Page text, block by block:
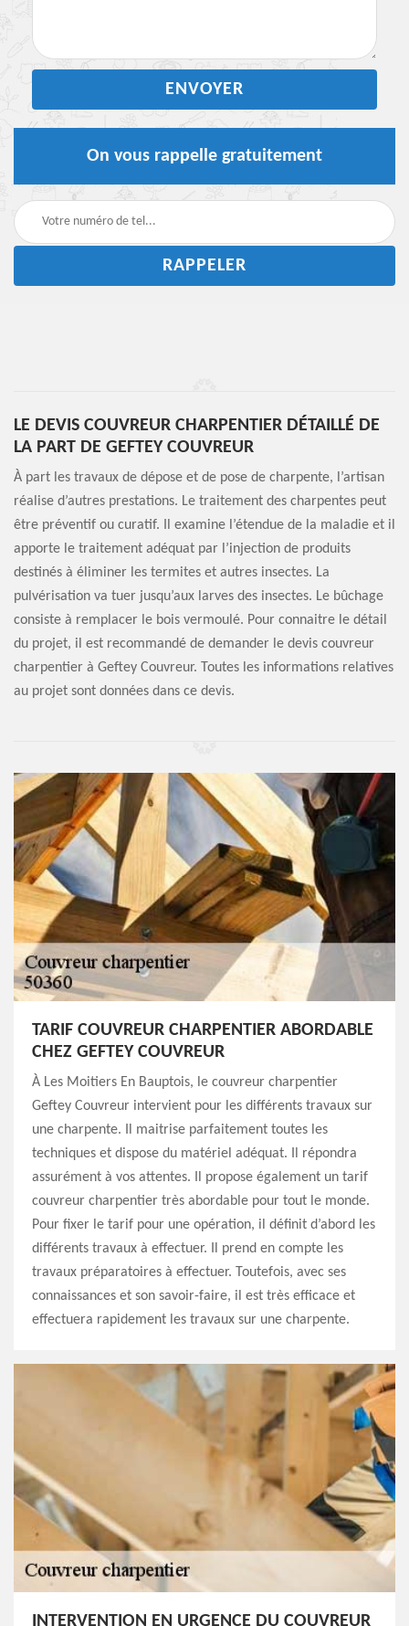
On vous rappelle gratuitement
LE DEVIS COUVREUR CHARPENTIER DÉTAILLÉ DE
LA PART DE GEFTEY COUVREUR
À part les travaux de dépose et de pose de charpente, l’artisan
réalise d’autres prestations. Le traitement des charpentes peut
être préventif ou curatif. Il examine l’étendue de la maladie et il
apporte le traitement adéquat par l’injection de produits
destinés à éliminer les termites et autres insectes. La
pulvérisation va tuer jusqu’aux larves des insectes. Le bûchage
consiste à remplacer le bois vermoulé. Pour connaitre le détail
du projet, il est recommandé de demander le devis couvreur
charpentier à Geftey Couvreur. Toutes les informations relatives
au projet sont données dans ce devis.
TARIF COUVREUR CHARPENTIER ABORDABLE
CHEZ GEFTEY COUVREUR
À Les Moitiers En Bauptois, le couvreur charpentier
Geftey Couvreur intervient pour les différents travaux sur
une charpente. Il maitrise parfaitement toutes les
techniques et dispose du matériel adéquat. Il répondra
assurément à vos attentes. Il propose également un tarif
couvreur charpentier très abordable pour tout le monde.
Pour fixer le tarif pour une opération, il définit d’abord les
différents travaux à effectuer. Il prend en compte les
travaux préparatoires à effectuer. Toutefois, avec ses
connaissances et son savoir-faire, il est très efficace et
effectuera rapidement les travaux sur une charpente.
INTERVENTION EN URGENCE DU COUVREUR